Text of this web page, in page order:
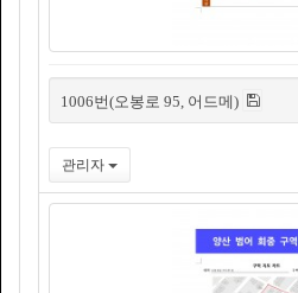
1006번(오봉로 95, 어드메)
관리자